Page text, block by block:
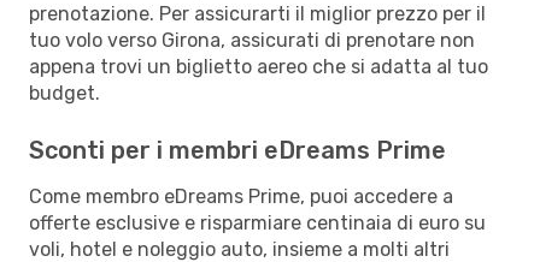
prenotazione. Per assicurarti il miglior prezzo per il
tuo volo verso Girona, assicurati di prenotare non
appena trovi un biglietto aereo che si adatta al tuo
budget.
Sconti per i membri eDreams Prime
Come membro eDreams Prime, puoi accedere a
offerte esclusive e risparmiare centinaia di euro su
voli, hotel e noleggio auto, insieme a molti altri